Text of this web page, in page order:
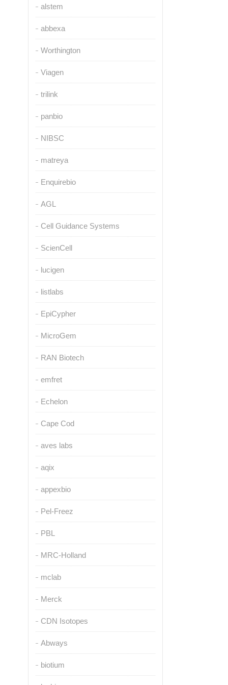
alstem
abbexa
Worthington
Viagen
trilink
panbio
NIBSC
matreya
Enquirebio
AGL
Cell Guidance Systems
ScienCell
lucigen
listlabs
EpiCypher
MicroGem
RAN Biotech
emfret
Echelon
Cape Cod
aves labs
aqix
appexbio
Pel-Freez
PBL
MRC-Holland
mclab
Merck
CDN Isotopes
Abways
biotium